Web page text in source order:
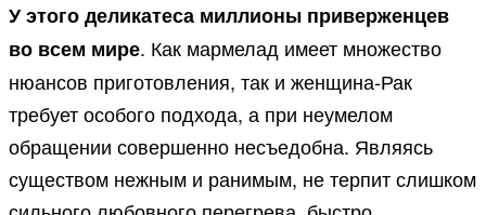
У этого деликатеса миллионы приверженцев
во всем мире. Как мармелад имеет множество
нюансов приготовления, так и женщина-Рак
требует особого подхода, а при неумелом
обращении совершенно несъедобна. Являясь
существом нежным и ранимым, не терпит слишком